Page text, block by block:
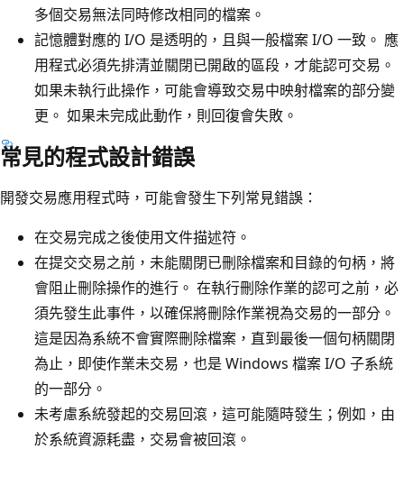
多個交易無法同時修改相同的檔案。
記憶體對應的 I/O 是透明的，且與一般檔案 I/O 一致。 應
用程式必須先排清並關閉已開啟的區段，才能認可交易。
如果未執行此操作，可能會導致交易中映射檔案的部分變
更。 如果未完成此動作，則回復會失敗。
常見的程式設計錯誤
開發交易應用程式時，可能會發生下列常見錯誤：
在交易完成之後使用文件描述符。
在提交交易之前，未能關閉已刪除檔案和目錄的句柄，將
會阻止刪除操作的進行。 在執行刪除作業的認可之前，必
須先發生此事件，以確保將刪除作業視為交易的一部分。
這是因為系統不會實際刪除檔案，直到最後一個句柄關閉
為止，即使作業未交易，也是 Windows 檔案 I/O 子系統
的一部分。
未考慮系統發起的交易回滾，這可能隨時發生；例如，由
於系統資源耗盡，交易會被回滾。